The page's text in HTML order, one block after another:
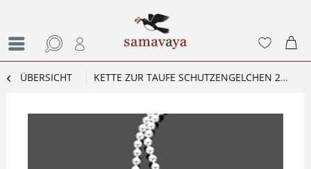
ÜBERSICHT KETTE ZUR TAUFE SCHUTZENGELCHEN 2.0 JUNGE ENGEL 925 SILBERKETTE